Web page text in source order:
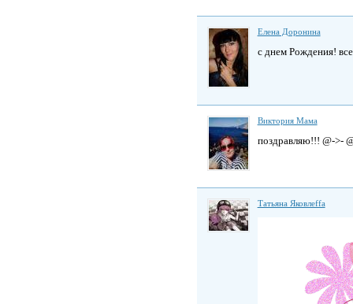
Елена Доронина
с днем Рождения!
Виктория Мама
поздравляю!!! @->-
Татьяна Яковлеffа